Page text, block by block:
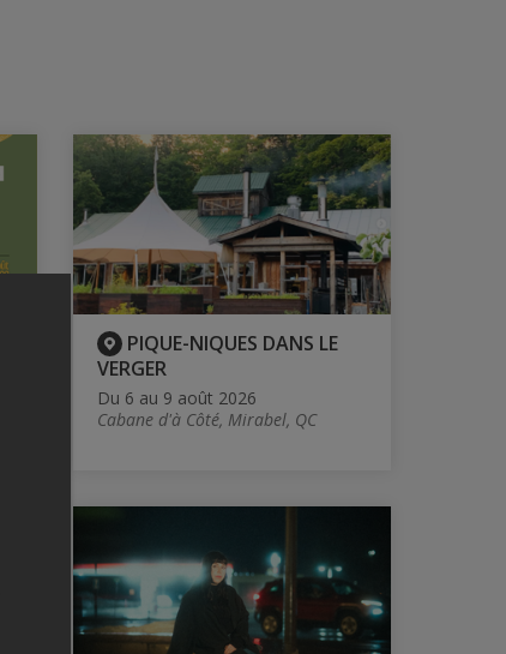
PIQUE-NIQUES DANS LE
VERGER
Du 6 au 9 août 2026
Cabane d'à Côté, Mirabel, QC